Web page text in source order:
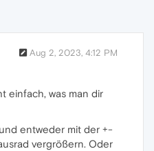
Aug 2, 2023, 4:12 PM
einfach, was man dir
entweder mit der +-
vergrößern. Oder